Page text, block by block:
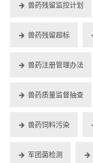
兽药残留监控计划
兽药残留超标
兽药注册管理办法
兽药质量监督抽查
兽药饲料污染
军团菌检测